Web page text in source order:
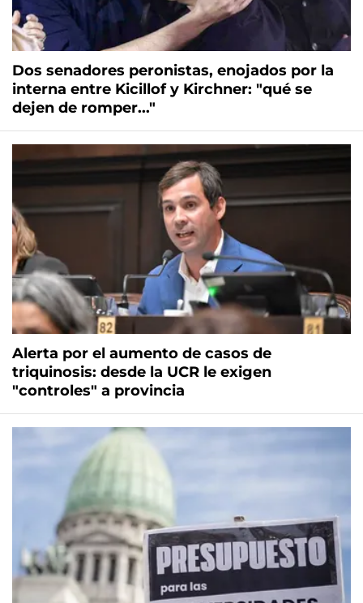
Dos senadores peronistas, enojados por la
interna entre Kicillof y Kirchner: "qué se
dejen de romper..."
Alerta por el aumento de casos de
triquinosis: desde la UCR le exigen
"controles" a provincia